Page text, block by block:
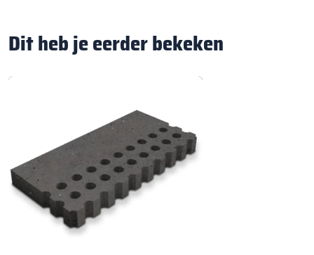
Dit heb je eerder bekeken